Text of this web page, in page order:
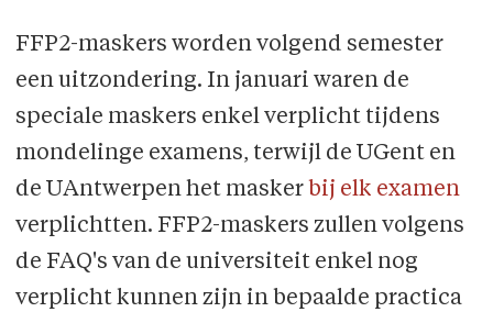
FFP2-maskers worden volgend semester
een uitzondering. In januari waren de
speciale maskers enkel verplicht tijdens
mondelinge examens, terwijl de UGent en
de UAntwerpen het masker bij elk examen
verplichtten. FFP2-maskers zullen volgens
de FAQ's van de universiteit enkel nog
verplicht kunnen zijn in bepaalde practica